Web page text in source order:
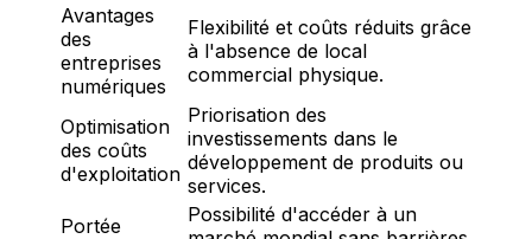
Avantages
des
entreprises
numériques
Flexibilité et coûts réduits grâce
à l'absence de local
commercial physique.
Optimisation
des coûts
d'exploitation
Priorisation des
investissements dans le
développement de produits ou
services.
Portée
Possibilité d'accéder à un